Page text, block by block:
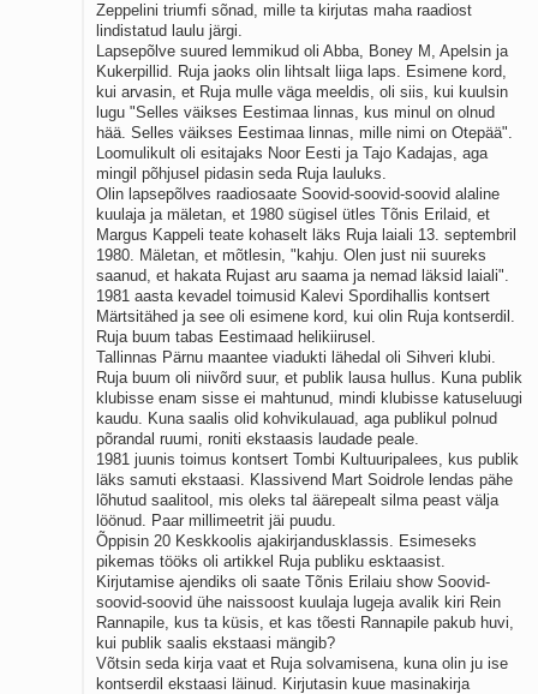
Omaette
Perekondlik
Kassimäng
Läänemere lained
Üle müüri
Valgusemaastikud
Kaks pihtimust
Ahtumine
Braueri lint
Zeppelini triumfi sõnad, mille ta kirjutas maha raadiost
lindistatud laulu järgi.
Lapsepõlve suured lemmikud oli Abba, Boney M, Apelsin ja
Kukerpillid. Ruja jaoks olin lihtsalt liiga laps. Esimene kord,
kui arvasin, et Ruja mulle väga meeldis, oli siis, kui kuulsin
lugu "Selles väikses Eestimaa linnas, kus minul on olnud
hää. Selles väikses Eestimaa linnas, mille nimi on Otepää".
Loomulikult oli esitajaks Noor Eesti ja Tajo Kadajas, aga
mingil põhjusel pidasin seda Ruja lauluks.
Olin lapsepõlves raadiosaate Soovid-soovid-soovid alaline
kuulaja ja mäletan, et 1980 sügisel ütles Tõnis Erilaid, et
Margus Kappeli teate kohaselt läks Ruja laiali 13. septembril
1980. Mäletan, et mõtlesin, "kahju. Olen just nii suureks
saanud, et hakata Rujast aru saama ja nemad läksid laiali".
1981 aasta kevadel toimusid Kalevi Spordihallis kontsert
Märtsitähed ja see oli esimene kord, kui olin Ruja kontserdil.
Ruja buum tabas Eestimaad helikiirusel.
Tallinnas Pärnu maantee viadukti lähedal oli Sihveri klubi.
Ruja buum oli niivõrd suur, et publik lausa hullus. Kuna publik
klubisse enam sisse ei mahtunud, mindi klubisse katuseluugi
kaudu. Kuna saalis olid kohvikulauad, aga publikul polnud
põrandal ruumi, roniti ekstaasis laudade peale.
1981 juunis toimus kontsert Tombi Kultuuripalees, kus publik
läks samuti ekstaasi. Klassivend Mart Soidrole lendas pähe
lõhutud saalitool, mis oleks tal äärepealt silma peast välja
löönud. Paar millimeetrit jäi puudu.
Õppisin 20 Keskkoolis ajakirjandusklassis. Esimeseks
pikemas tööks oli artikkel Ruja publiku esktaasist.
Kirjutamise ajendiks oli saate Tõnis Erilaiu show Soovid-
soovid-soovid ühe naissoost kuulaja lugeja avalik kiri Rein
Rannapile, kus ta küsis, et kas tõesti Rannapile pakub huvi,
kui publik saalis ekstaasi mängib?
Võtsin seda kirja vaat et Ruja solvamisena, kuna olin ju ise
kontserdil ekstaasi läinud. Kirjutasin kuue masinakirja